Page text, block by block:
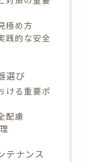
極め方
践的な安全
選び
ける重要ポ
配慮
テナンス